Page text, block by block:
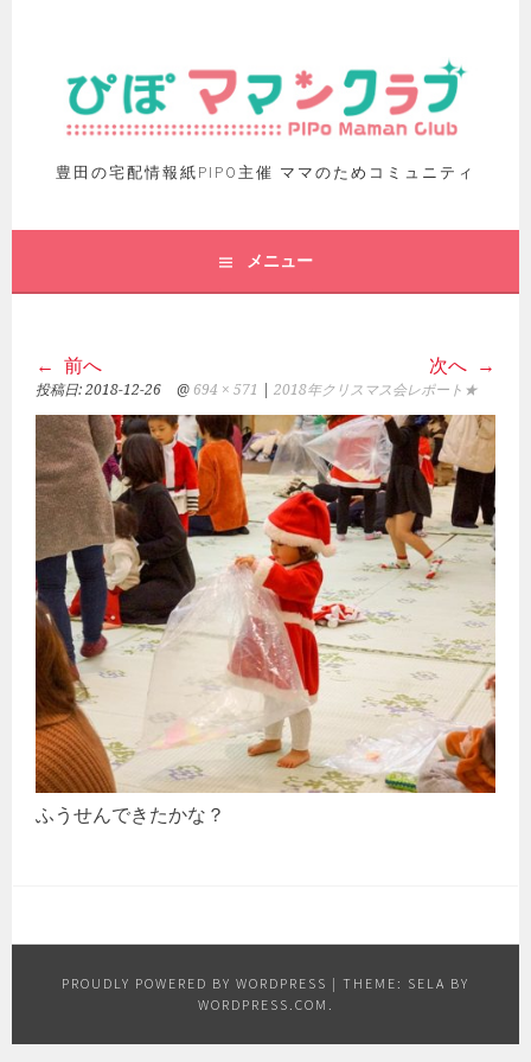
豊田の宅配情報紙PIPO主催 ママのためコミュニティ
メニュー
前へ 次へ
投稿日:2018-12-26 @ 694 × 571 |2018年クリスマス会レポート★
ふうせんできたかな？
PROUDLY POWERED BY WORDPRESS | THEME: SELA BY
WORDPRESS.COM